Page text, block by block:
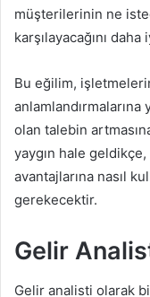
müşterilerinin ne
karşılayacağını
Bu eğilim,
olan talebin
yaygın hale
avantajlarına nasıl
gerekecektir.
Gelir
Gelir analisti olarak